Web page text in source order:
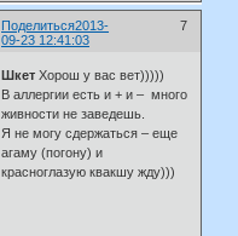
Поделиться 7
2013-
09-23 12:41:03
Шкет Хорош у вас вет)))))
В аллергии есть и + и – много
живности не заведешь.
Я не могу сдержаться – еще
агаму (погону) и
красноглазую квакшу жду)))